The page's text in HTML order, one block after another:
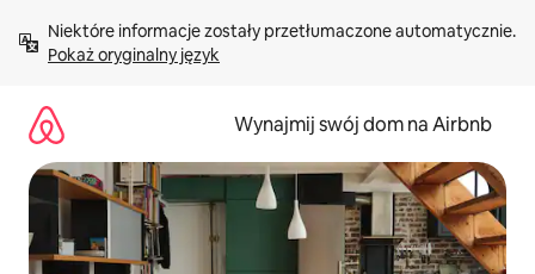
treści Pokaż oryginalny język
Wynajmij swój dom na Airbnb